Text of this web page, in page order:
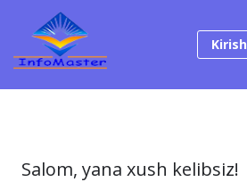
Tarkibga o‘tish
Kirish
Salom, yana xush kelibsiz!